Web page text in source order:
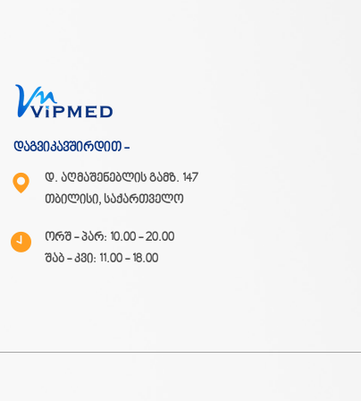
დაგვიკავშირდით -
დ. აღმაშენებლის გამზ. 147
თბილისი, საქართველო
ორშ - პარ: 10.00 - 20.00
შაბ - კვი: 11.00 - 18.00